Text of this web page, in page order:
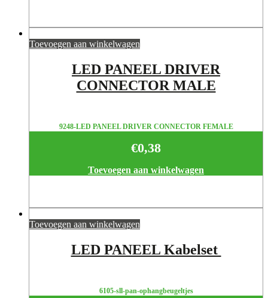
Toevoegen aan winkelwagen
LED PANEEL DRIVER
CONNECTOR MALE
9248-LED PANEEL DRIVER CONNECTOR FEMALE
€0,38
Toevoegen aan winkelwagen
Toevoegen aan winkelwagen
LED PANEEL Kabelset
6105-sll-pan-ophangbeugeltjes